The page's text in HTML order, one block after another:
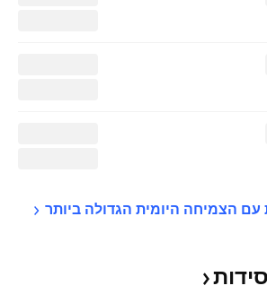
עם הצמיחה היומית הגדולה ביותר